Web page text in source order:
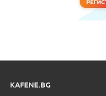
KAFENE.BG